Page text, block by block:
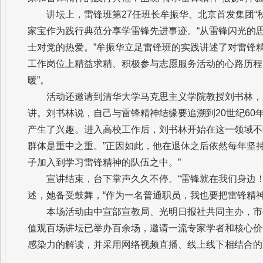
讲坛上，雷锋班第27任班长牟振华、北京首发集团
家宝作为践行典范分享学雷锋先进事迹。“从雷锋闪光
士对党的热爱。”牟振华立足雷锋班的实践讲述了对雷
工作岗位上精益求精、积极参与志愿服务活动的心路历
暖”。
活动还邀请到清华大学马克思主义学院教授刘书林
讲。刘书林说，自己与雷锋精神结缘要追溯到20世纪60
产生了兴趣。进入高校工作后，刘书林开始在这一领域
群体是重中之重。”正因如此，他在退休之后依然每年坚
子加入到学习雷锋精神的队伍之中。”
宣讲结束，台下掌声久久不停。“雷锋就在我们身边
述，她备受鼓舞，“作为一名普通职员，我也要把雷锋精
本场活动由中宣部宣教局、光明日报社共同主办，
值观百场讲坛已举办百余场，邀请一流专家学者和核心
感染力的解读，并采用网络视频直播、线上线下相结合